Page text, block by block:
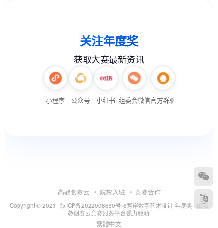
高教创赛云 院校入驻 竞赛合作
Copyright © 2023 · 陕ICP备2022008660号-6两岸数字艺术设计·年度奖 · 由高
教创赛云竞赛服务平台强力驱动.
繁體中文